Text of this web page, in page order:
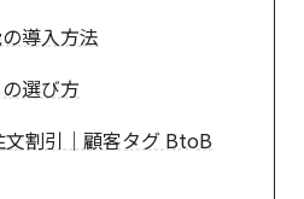
導入方法
選び方
割引｜顧客タグ BtoB